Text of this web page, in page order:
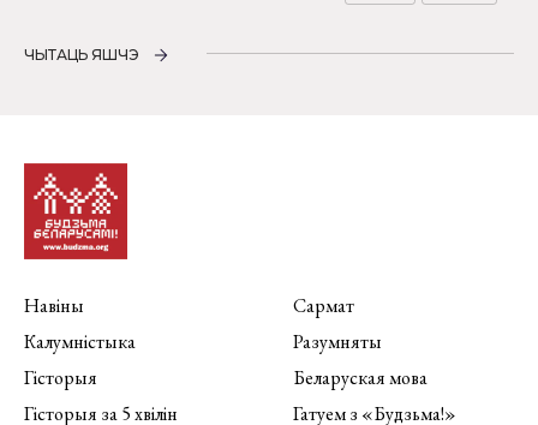
ЧЫТАЦЬ ЯШЧЭ
Навіны
Калумністыка
Гісторыя
Гісторыя за 5 хвілін
Сармат
Разумняты
Беларуская мова
Гатуем з «Будзьма!»